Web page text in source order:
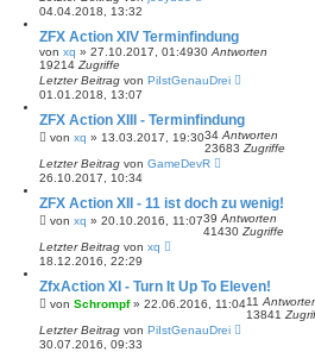
04.04.2018, 13:32
ZFX Action XIV Terminfindung
von xq » 27.10.2017, 01:4930 Antworten
19214 Zugriffe
Letzter Beitrag von PiIstGenauDrei
01.01.2018, 13:07
ZFX Action XIII - Terminfindung
von xq » 13.03.2017, 19:3034 Antworten
23683 Zugriffe
Letzter Beitrag von GameDevR
26.10.2017, 10:34
ZFX Action XII - 11 ist doch zu wenig!
von xq » 20.10.2016, 11:0739 Antworten
41430 Zugriffe
Letzter Beitrag von xq
18.12.2016, 22:29
ZfxAction XI - Turn It Up To Eleven!
von Schrompf» 22.06.2016, 11:0411
13841
Letzter Beitrag von PiIstGenauDrei
30.07.2016, 09:33